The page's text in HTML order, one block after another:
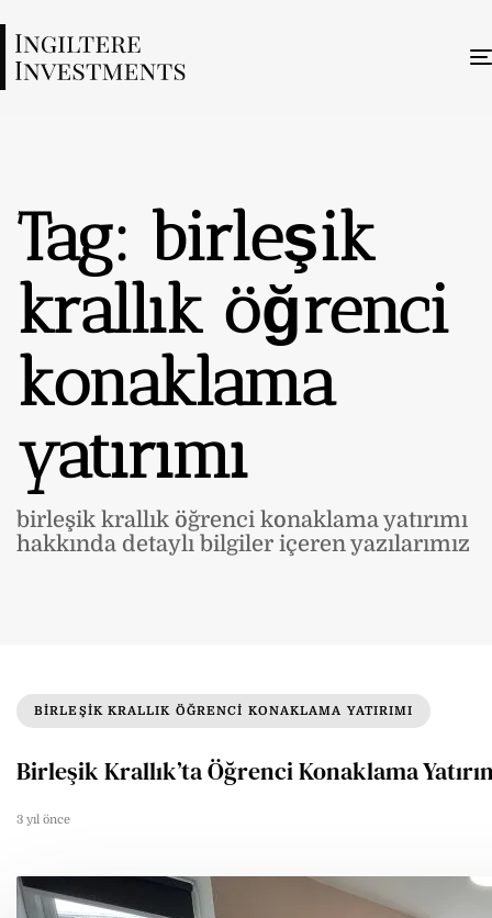
Tag: birleşik
krallık öğrenci
konaklama
yatırımı
birleşik krallık öğrenci konaklama yatırımı
hakkında detaylı bilgiler içeren yazılarımız
BIRLEŞIK KRALLIK ÖĞRENCI KONAKLAMA YATIRIMI
Birleşik Krallık’ta Öğrenci Konaklama
3 yıl önce